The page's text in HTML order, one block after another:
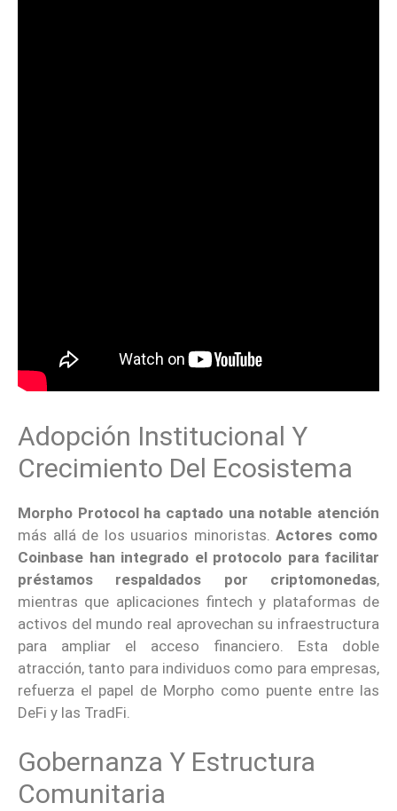
Adopción Institucional Y
Crecimiento Del Ecosistema
Morpho Protocol ha captado una notable atención
más allá de los usuarios minoristas. Actores como
Coinbase han integrado el protocolo para facilitar
préstamos respaldados por criptomonedas,
mientras que aplicaciones fintech y plataformas de
activos del mundo real aprovechan su infraestructura
para ampliar el acceso financiero. Esta doble
atracción, tanto para individuos como para empresas,
refuerza el papel de Morpho como puente entre las
DeFi y las TradFi.
Gobernanza Y Estructura
Comunitaria